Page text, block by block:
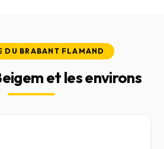
DU BRABANT FLAMAND
et les environs